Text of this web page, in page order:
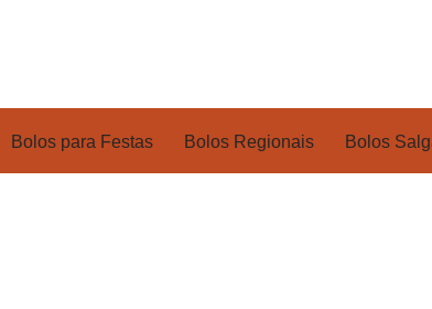
Bolos para Festas Bolos Regionais Bolos